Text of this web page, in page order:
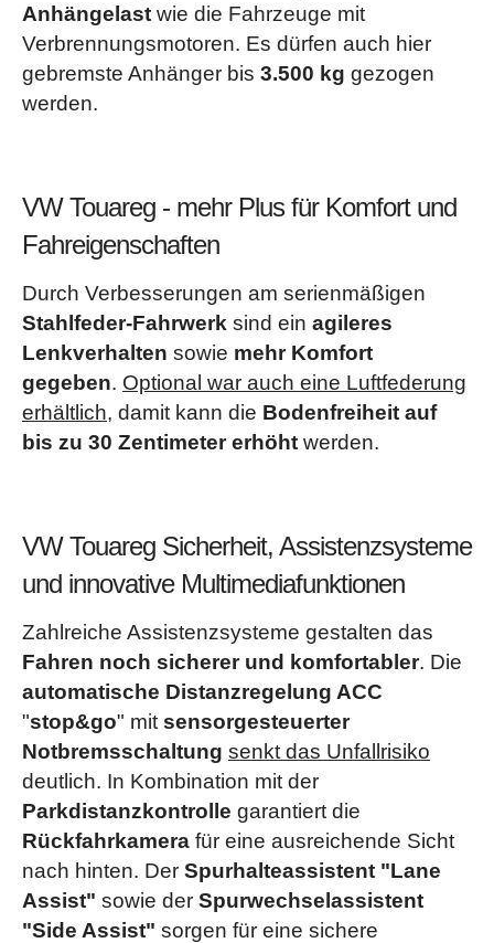
Anhängelast wie die Fahrzeuge mit
Verbrennungsmotoren. Es dürfen auch hier
gebremste Anhänger bis 3.500 kg gezogen
werden.
VW Touareg - mehr Plus für Komfort und
Fahreigenschaften
Durch Verbesserungen am serienmäßigen
Stahlfeder-Fahrwerk sind ein agileres
Lenkverhalten sowie mehr Komfort
gegeben. Optional war auch eine Luftfederung
erhältlich, damit kann die Bodenfreiheit auf
bis zu 30 Zentimeter erhöht werden.
VW Touareg Sicherheit, Assistenzsysteme
und innovative Multimediafunktionen
Zahlreiche Assistenzsysteme gestalten das
Fahren noch sicherer und komfortabler. Die
automatische Distanzregelung ACC
"stop&go" mit sensorgesteuerter
Notbremsschaltung senkt das Unfallrisiko
deutlich. In Kombination mit der
Parkdistanzkontrolle garantiert die
Rückfahrkamera für eine ausreichende Sicht
nach hinten. Der Spurhalteassistent "Lane
Assist" sowie der Spurwechselassistent
"Side Assist" sorgen für eine sichere